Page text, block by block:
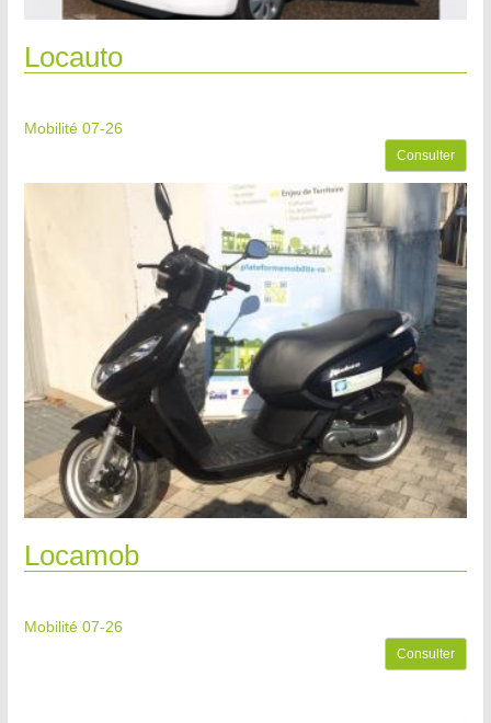
Locauto
Mobilité 07-26
Consulter
Locamob
Mobilité 07-26
Consulter